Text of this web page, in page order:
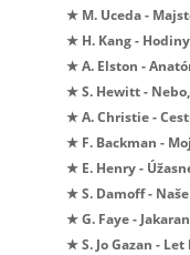
★ M. Uceda -
★ H. Kang -
★ A. Elston -
★ S. Hewitt -
★ A. Christie -
★ F. Backman -
★ E. Henry -
★ S. Damoff -
★ G. Faye -
★ S. Jo Gazan -